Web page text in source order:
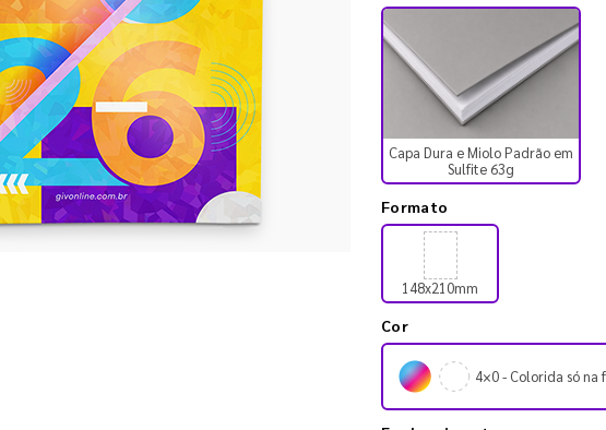
Capa Dura e Miolo Padrão em
Sulfite 63g
Formato
148x210mm
Cor
4×0 - Colorida só na